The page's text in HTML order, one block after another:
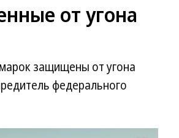
от угона
защищены от угона
федерального